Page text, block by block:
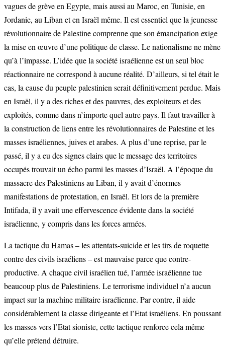
vagues de grève en Egypte, mais aussi au Maroc, en Tunisie, en
Jordanie, au Liban et en Israël même. Il est essentiel que la jeunesse
révolutionnaire de Palestine comprenne que son émancipation exige
la mise en œuvre d’une politique de classe. Le nationalisme ne mène
qu’à l’impasse. L’idée que la société israélienne est un seul bloc
réactionnaire ne correspond à aucune réalité. D’ailleurs, si tel était le
cas, la cause du peuple palestinien serait définitivement perdue. Mais
en Israël, il y a des riches et des pauvres, des exploiteurs et des
exploités, comme dans n’importe quel autre pays. Il faut travailler à
la construction de liens entre les révolutionnaires de Palestine et les
masses israéliennes, juives et arabes. A plus d’une reprise, par le
passé, il y a eu des signes clairs que le message des territoires
occupés trouvait un écho parmi les masses d’Israël. A l’époque du
massacre des Palestiniens au Liban, il y avait d’énormes
manifestations de protestation, en Israël. Et lors de la première
Intifada, il y avait une effervescence évidente dans la société
israélienne, y compris dans les forces armées.
La tactique du Hamas – les attentats-suicide et les tirs de roquette
contre des civils israéliens – est mauvaise parce que contre-
productive. A chaque civil israélien tué, l’armée israélienne tue
beaucoup plus de Palestiniens. Le terrorisme individuel n’a aucun
impact sur la machine militaire israélienne. Par contre, il aide
considérablement la classe dirigeante et l’Etat israéliens. En poussant
les masses vers l’Etat sioniste, cette tactique renforce cela même
qu’elle prétend détruire.